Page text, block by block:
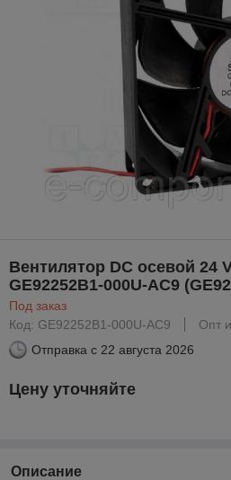
Вентилятор DC осевой 24
GE92252B1-000U-AC9
Под заказ
Код: GE92252B1-000U-AC9
Опт
Отправка с 22 августа 2026
Цену уточняйте
Описание